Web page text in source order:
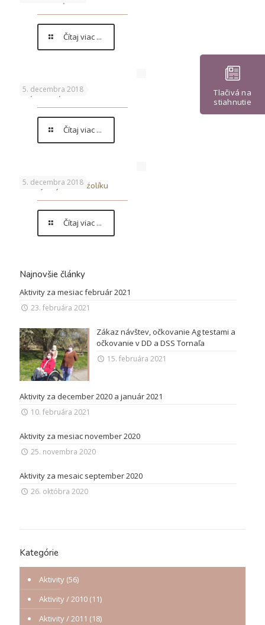
Čítaj viac ...
5. decembra 2018
Chytanie rybičiek
Čítaj viac ...
5. decembra 2018
Turnaj majstrov v žolíku
Čítaj viac ...
Najnovšie články
Aktivity za mesiac február 2021
23. februára 2021
Zákaz návštev, očkovanie Ag testami a
očkovanie v DD a DSS Tornaľa
15. februára 2021
Aktivity za december 2020 a január 2021
10. februára 2021
Aktivity za mesiac november 2020
25. novembra 2020
Aktivity za mesaic september 2020
26. októbra 2020
Kategórie
Aktivity (56)
Aktivity / 2010 (11)
Aktivity / 2011 (18)
Tlačivá na
stiahnutie